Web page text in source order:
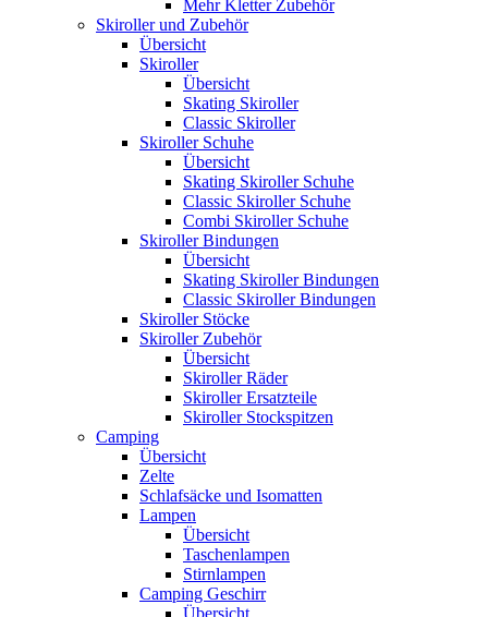
Mehr Kletter Zubehör
Skiroller und Zubehör
Übersicht
Skiroller
Übersicht
Skating Skiroller
Classic Skiroller
Skiroller Schuhe
Übersicht
Skating Skiroller Schuhe
Classic Skiroller Schuhe
Combi Skiroller Schuhe
Skiroller Bindungen
Übersicht
Skating Skiroller Bindungen
Classic Skiroller Bindungen
Skiroller Stöcke
Skiroller Zubehör
Übersicht
Skiroller Räder
Skiroller Ersatzteile
Skiroller Stockspitzen
Camping
Übersicht
Zelte
Schlafsäcke und Isomatten
Lampen
Übersicht
Taschenlampen
Stirnlampen
Camping Geschirr
Übersicht